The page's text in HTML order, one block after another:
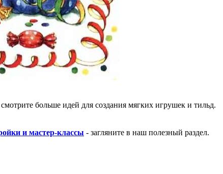
больше идей для создания мягких игрушек и тильд.
и мастер-классы - загляните в наш полезный раздел.